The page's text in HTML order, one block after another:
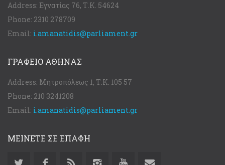
Address: Εγνατίας 76, Τ.Κ. 54624
Phone: 2310 278709
Email: i.amanatidis@parliament.gr
ΓΡΑΦΕΊΟ ΑΘΉΝΑΣ
Address: Μητροπόλεως 1, Τ.Κ. 105 57
Phone: 210 3241208
Email: i.amanatidis@parliament.gr
ΜΕΙΝΕΤΕ ΣΕ ΕΠΑΦΗ